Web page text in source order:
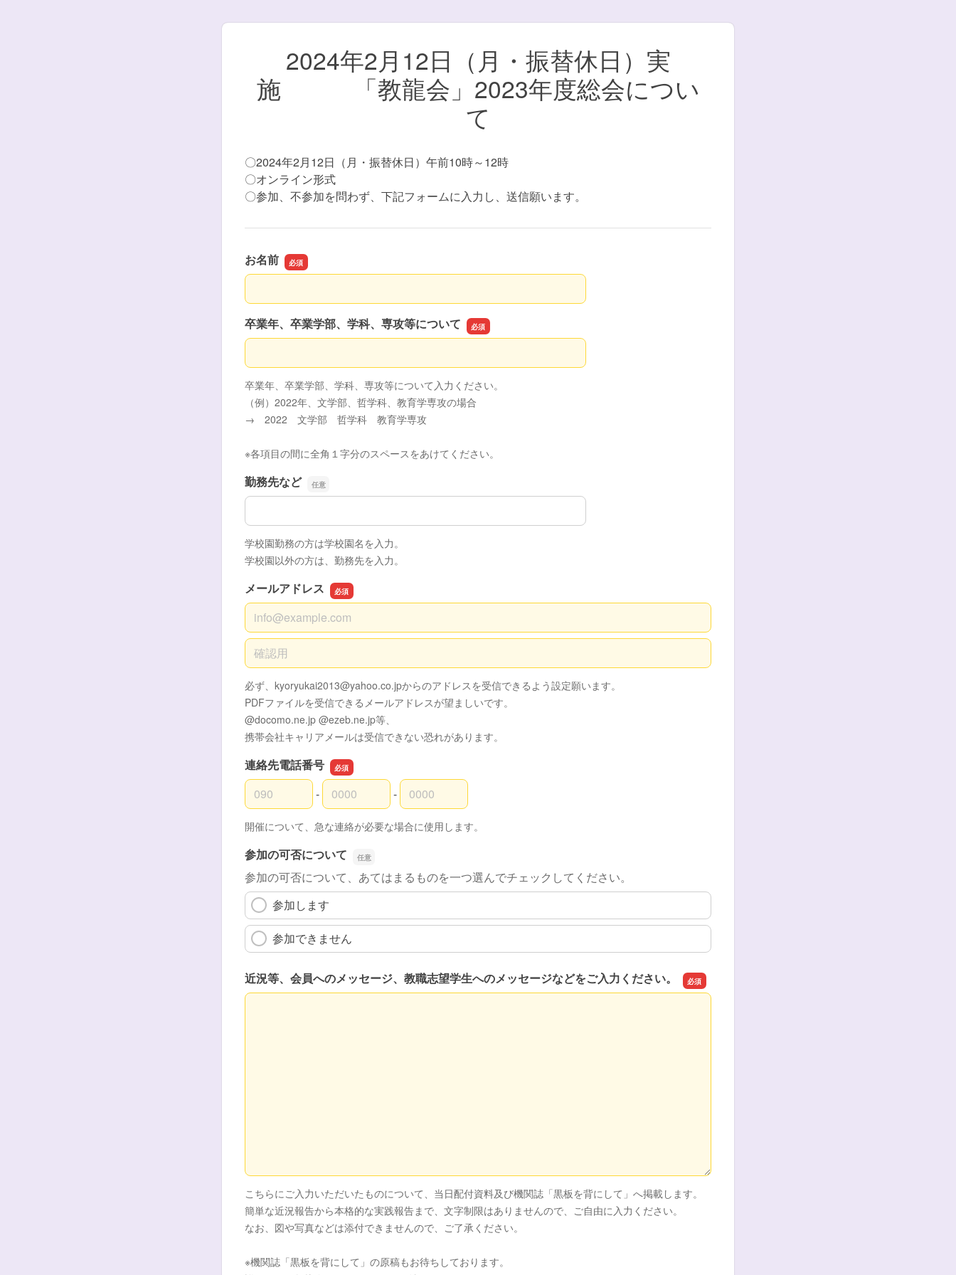
2024年2月12日（月・振替休日）実
施 「教龍会」2023年度総会につい
て
〇2024年2月12日（月・振替休日）午前10時～12時
〇オンライン形式
〇参加、不参加を問わず、下記フォームに入力し、送信願います。
お名前
お名前
卒業年、卒業学部、学科、専攻等について
卒業年、卒業学部、学科、専攻等について
卒業年、卒業学部、学科、専攻等について入力ください。
（例）2022年、文学部、哲学科、教育学専攻の場合
→ 2022 文学部 哲学科 教育学専攻
※各項目の間に全角１字分のスペースをあけてください。
勤務先など
勤務先など
学校園勤務の方は学校園名を入力。
学校園以外の方は、勤務先を入力。
メールアドレス
メールアドレス
メールアドレスの確認用
必ず、kyoryukai2013@yahoo.co.jpからのアドレスを受信できるよう設定願います。
PDFファイルを受信できるメールアドレスが望ましいです。
@docomo.ne.jp @ezeb.ne.jp等、
携帯会社キャリアメールは受信できない恐れがあります。
連絡先電話番号
連絡先電話番号の市外局番
-
連絡先電話番号の市内局番 -
連絡先電話番号の加入者番号
開催について、急な連絡が必要な場合に使用します。
参加の可否について
参加の可否について、あてはまるものを一つ選んでチェックしてください。
参加します
参加できません
近況等、会員へのメッセージ、教職志望学生へのメッセージなどをご入力ください。
近況等、会員へのメッセージ、教職志望学生へのメッセージなどをご入力ください。
こちらにご入力いただいたものについて、当日配付資料及び機関誌「黒板を背にして」へ掲載します。
簡単な近況報告から本格的な実践報告まで、文字制限はありませんので、ご自由に入力ください。
なお、図や写真などは添付できませんので、ご了承ください。
※機関誌「黒板を背にして」の原稿もお待ちしております。